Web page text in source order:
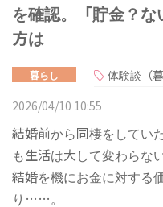
を確認。「貯金？
方は
暮らし 体験談（暮
2026/04/10 10:55
結婚前から同棲をしてい
も生活は大して変わらな
結婚を機にお金に対する
り……。